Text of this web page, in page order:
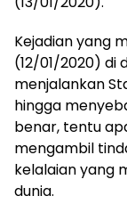
Kejadian yang
(12/01/2020)
menjalankan
hingga
benar, tentu
mengambil
kelalaian yang
dunia.